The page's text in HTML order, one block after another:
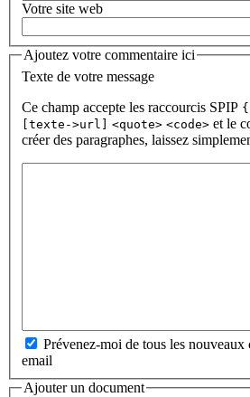
Votre site web
Ajoutez votre commentaire ici
Texte de votre message
Ce champ accepte les raccourcis SPIP
[texte->url] <quote> <code> et le
créer des paragraphes, laissez
Prévenez-moi de tous les
email
Ajouter un document